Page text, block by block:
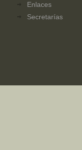
Enlaces
Secretarías